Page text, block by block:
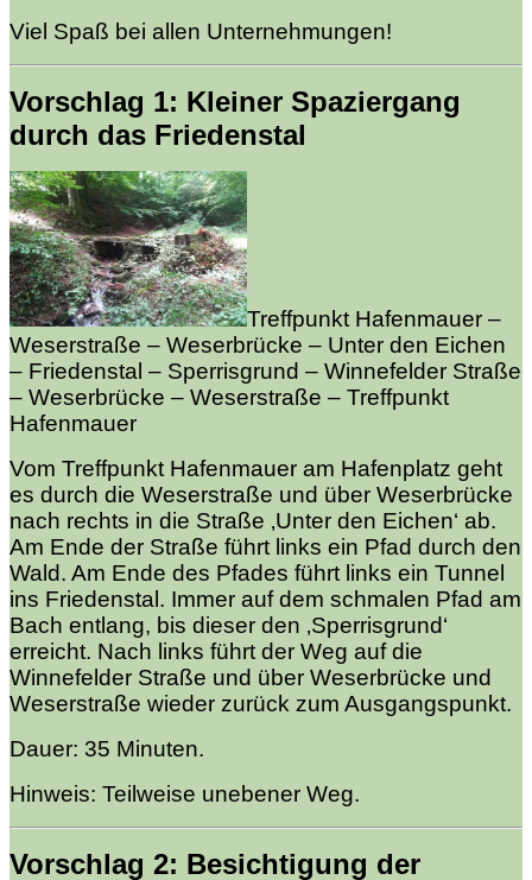
Viel Spaß bei allen Unternehmungen!
Vorschlag 1: Kleiner Spaziergang
durch das Friedenstal
Treffpunkt Hafenmauer –
Weserstraße – Weserbrücke – Unter den Eichen
– Friedenstal – Sperrisgrund – Winnefelder Straße
– Weserbrücke – Weserstraße – Treffpunkt
Hafenmauer
Vom Treffpunkt Hafenmauer am Hafenplatz geht
es durch die Weserstraße und über Weserbrücke
nach rechts in die Straße ‚Unter den Eichen‘ ab.
Am Ende der Straße führt links ein Pfad durch den
Wald. Am Ende des Pfades führt links ein Tunnel
ins Friedenstal. Immer auf dem schmalen Pfad am
Bach entlang, bis dieser den ‚Sperrisgrund‘
erreicht. Nach links führt der Weg auf die
Winnefelder Straße und über Weserbrücke und
Weserstraße wieder zurück zum Ausgangspunkt.
Dauer: 35 Minuten.
Hinweis: Teilweise unebener Weg.
Vorschlag 2: Besichtigung der